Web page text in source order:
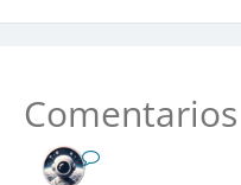
Comentarios